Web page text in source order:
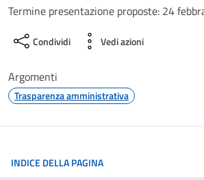
Termine presentazione proposte: 24
Condividi Vedi azioni
Argomenti
Trasparenza amministrativa
INDICE DELLA PAGINA